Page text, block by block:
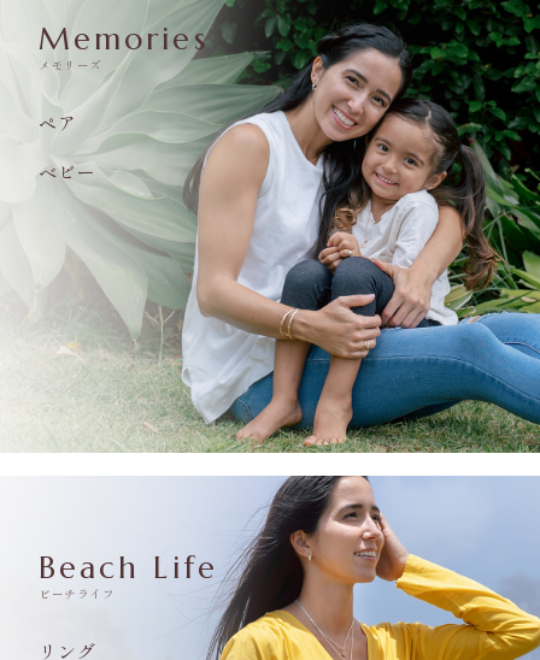
Memories
メモリーズ
ペア
ベビー
Beach Life
ビーチライフ
リング